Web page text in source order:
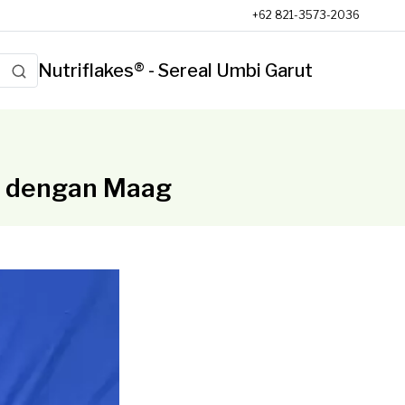
+62 821-3573-2036
Nutriflakes® - Sereal Umbi Garut
Maag